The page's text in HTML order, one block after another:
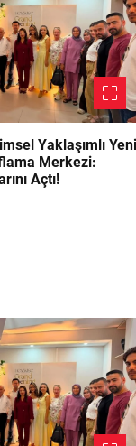
Yaklaşımlı
Merkezi:
Açtı!